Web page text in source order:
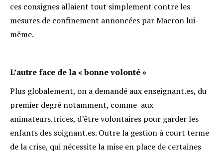
ces consignes allaient tout simplement contre les
mesures de confinement annoncées par Macron lui-
même.
L’autre face de la « bonne volonté »
Plus globalement, on a demandé aux enseignant.es, du
premier degré notamment, comme aux
animateurs.trices, d’être volontaires pour garder les
enfants des soignant.es. Outre la gestion à court terme
de la crise, qui nécessite la mise en place de certaines